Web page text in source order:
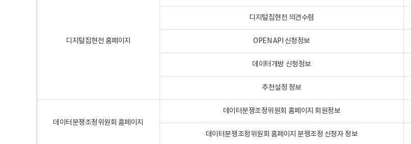
디지털집현전 홈페이지
디지털집현전 의견수렴
OPEN API 신청정보
데이터개방 신청정보
추천설정 정보
데이터분쟁조정위원회 홈페이지
데이터분쟁조정위원회 홈페이지 회원정보
데이터분쟁조정위원회 홈페이지 분쟁조정 신청자 정보